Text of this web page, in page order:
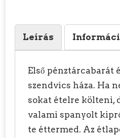
Leírás
Első pénztárcabarát
szendvics háza. Ha
sokat ételre költeni,
valami spanyolt
te éttermed. Az